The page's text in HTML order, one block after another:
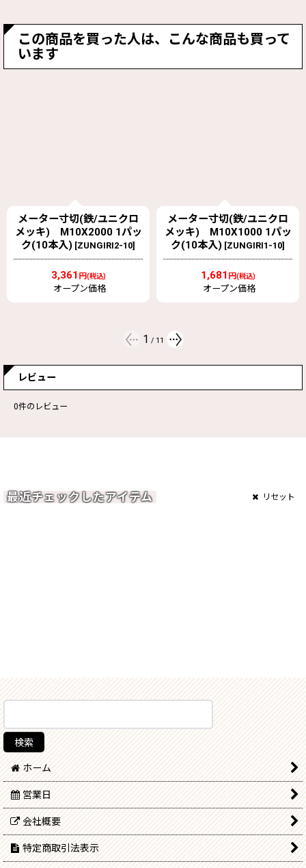
この商品を買った人は、こんな商品も買って
います
メーター寸切(鉄/ユニクロ
メッキ) M10X1000 1パッ
ク(10本入) [ZUNGIRI1-10]
1,681 円(税込)
オープン価格
ヒットネイル 箱入
HN45 100本入 [HN45]
6,210
2 / 11
レビュー
0件のレビュー
最近チェックしたアイテム リセット
ホーム
営業日
会社概要
特定商取引法表示